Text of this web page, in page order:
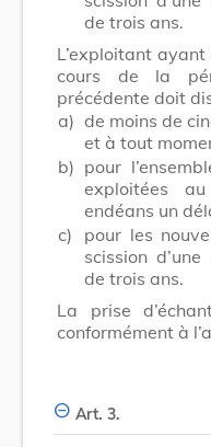
de trois ans.
L’exploitant
cours de la
précédente doit
a) de moins de
et à tout
b) pour
exploitées
endéans un
c)
pour les
scission
de trois ans.
La prise
conformément à
Art. 3.